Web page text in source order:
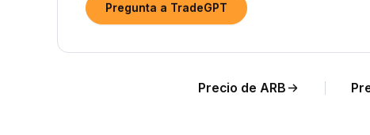
Pregunta a TradeGPT
Precio de ARB